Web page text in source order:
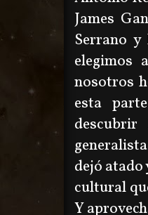
James
Serrano
elegimos
nosotros
esta
dejó
cultural
Y